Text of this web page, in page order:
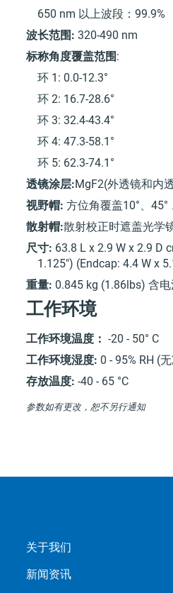
650 nm 以上波段：99.9%
波长范围: 320-490 nm
标称角度覆盖范围:
环 1: 0.0-12.3°
环 2: 16.7-28.6°
环 3: 32.4-43.4°
环 4: 47.3-58.1°
环 5: 62.3-74.1°
透镜涂层:MgF2(外透镜和内
视野帽: 方位角覆盖10°、45°
散射帽:散射校正时遮盖光学
尺寸: 63.8 L x 2.9 W x 2.9 D
1.125") (Endcap: 4.4 W x
重量: 0.845 kg (1.86lbs) 含
工作环境
工作环境温度：-20 - 50° C
工作环境湿度: 0 - 95% RH (
存放温度: -40 - 65 °C
参数如有更改，恕不另行通知
关于我们
新闻资讯